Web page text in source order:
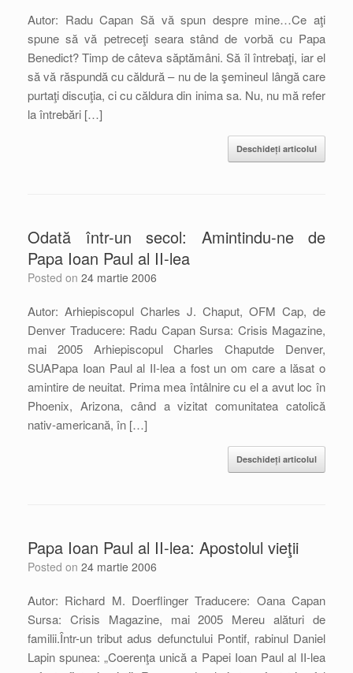
Autor: Radu Capan Să vă spun despre mine…Ce aţi
spune să vă petreceţi seara stând de vorbă cu Papa
Benedict? Timp de câteva săptămâni. Să îl întrebaţi, iar el
să vă răspundă cu căldură – nu de la şemineul lângă care
purtaţi discuţia, ci cu căldura din inima sa. Nu, nu mă refer
la întrebări […]
Deschideți articolul
Odată într-un secol: Amintindu-ne de
Papa Ioan Paul al II-lea
Posted on 24 martie 2006
Autor: Arhiepiscopul Charles J. Chaput, OFM Cap, de
Denver Traducere: Radu Capan Sursa: Crisis Magazine,
mai 2005 Arhiepiscopul Charles Chaputde Denver,
SUAPapa Ioan Paul al II-lea a fost un om care a lăsat o
amintire de neuitat. Prima mea întâlnire cu el a avut loc în
Phoenix, Arizona, când a vizitat comunitatea catolică
nativ-americană, în […]
Deschideți articolul
Papa Ioan Paul al II-lea: Apostolul vieţii
Posted on 24 martie 2006
Autor: Richard M. Doerflinger Traducere: Oana Capan
Sursa: Crisis Magazine, mai 2005 Mereu alături de
familii.Într-un tribut adus defunctului Pontif, rabinul Daniel
Lapin spunea: „Coerenţa unică a Papei Ioan Paul al II-lea